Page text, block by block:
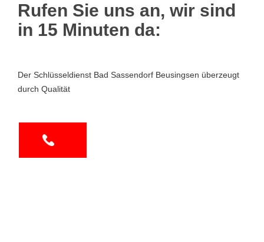
Rufen Sie uns an, wir sind
in 15 Minuten da:
Der Schlüsseldienst Bad Sassendorf Beusingsen überzeugt
durch Qualität